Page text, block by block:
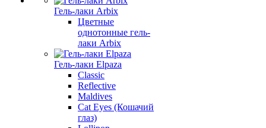
Гель-лаки Arbix
Цветные
однотонные гель-
лаки Arbix
Гель-лаки Elpaza
Classic
Reflective
Maldives
Cat Eyes (Кошачий
глаз)